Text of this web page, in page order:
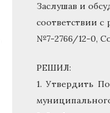
Заслушав и
соответствии с
№7-2766/12-0,
РЕШИЛ:
1. Утвердить